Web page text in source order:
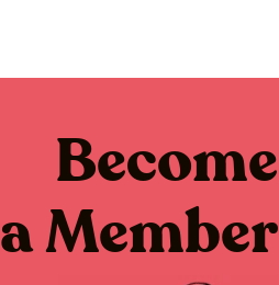
Become
a Member